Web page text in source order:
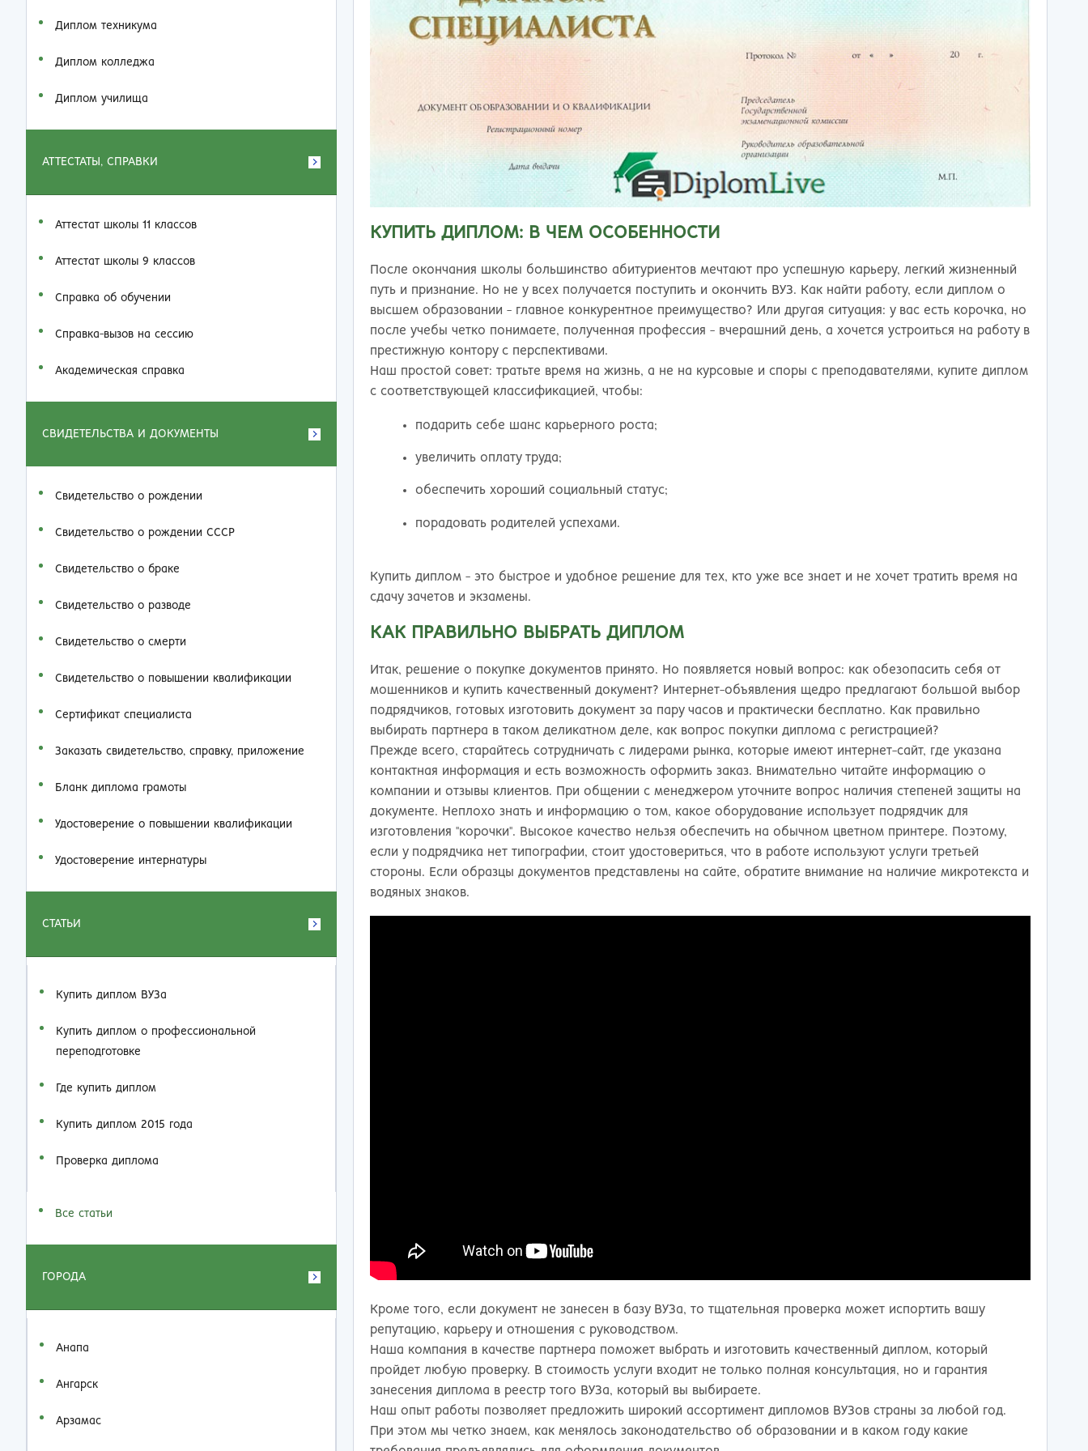
Диплом техникума
Диплом колледжа
Диплом училища
АТТЕСТАТЫ, СПРАВКИ
Аттестат школы 11 классов
Аттестат школы 9 классов
Справка об обучении
Справка-вызов на сессию
Академическая справка
СВИДЕТЕЛЬСТВА И ДОКУМЕНТЫ
Свидетельство о рождении
Свидетельство о рождении СССР
Свидетельство о браке
Свидетельство о разводе
Свидетельство о смерти
Свидетельство о повышении квалификации
Сертификат специалиста
Заказать cвидетельство, справку, приложение
Бланк диплома грамоты
Удостоверение о повышении квалификации
Удостоверение интернатуры
СТАТЬИ
Купить диплом ВУЗа
Купить диплом о профессиональной
переподготовке
Где купить диплом
Купить диплом 2015 года
Проверка диплома
Все статьи
ГОРОДА
Анапа
Ангарск
Арзамас
КУПИТЬ ДИПЛОМ: В ЧЕМ ОСОБЕННОСТИ
После окончания школы большинство абитуриентов мечтают про успешную карьеру, легкий жизненный
путь и признание. Но не у всех получается поступить и окончить ВУЗ. Как найти работу, если диплом о
высшем образовании - главное конкурентное преимущество? Или другая ситуация: у вас есть корочка, но
после учебы четко понимаете, полученная профессия - вчерашний день, а хочется устроиться на работу в
престижную контору с перспективами.
Наш простой совет: тратьте время на жизнь, а не на курсовые и споры с преподавателями, купите диплом
с соответствующей классификацией, чтобы:
подарить себе шанс карьерного роста;
увеличить оплату труда;
обеспечить хороший социальный статус;
порадовать родителей успехами.
Купить диплом - это быстрое и удобное решение для тех, кто уже все знает и не хочет тратить время на
сдачу зачетов и экзамены.
КАК ПРАВИЛЬНО ВЫБРАТЬ ДИПЛОМ
Итак, решение о покупке документов принято. Но появляется новый вопрос: как обезопасить себя от
мошенников и купить качественный документ? Интернет-объявления щедро предлагают большой выбор
подрядчиков, готовых изготовить документ за пару часов и практически бесплатно. Как правильно
выбирать партнера в таком деликатном деле, как вопрос покупки диплома с регистрацией?
Прежде всего, старайтесь сотрудничать с лидерами рынка, которые имеют интернет-сайт, где указана
контактная информация и есть возможность оформить заказ. Внимательно читайте информацию о
компании и отзывы клиентов. При общении с менеджером уточните вопрос наличия степеней защиты на
документе. Неплохо знать и информацию о том, какое оборудование использует подрядчик для
изготовления "корочки". Высокое качество нельзя обеспечить на обычном цветном принтере. Поэтому,
если у подрядчика нет типографии, стоит удостовериться, что в работе используют услуги третьей
стороны. Если образцы документов представлены на сайте, обратите внимание на наличие микротекста и
водяных знаков.
Кроме того, если документ не занесен в базу ВУЗа, то тщательная проверка может испортить вашу
репутацию, карьеру и отношения с руководством.
Наша компания в качестве партнера поможет выбрать и изготовить качественный диплом, который
пройдет любую проверку. В стоимость услуги входит не только полная консультация, но и гарантия
занесения диплома в реестр того ВУЗа, который вы выбираете.
Наш опыт работы позволяет предложить широкий ассортимент дипломов ВУЗов страны за любой год.
При этом мы четко знаем, как менялось законодательство об образовании и в каком году какие